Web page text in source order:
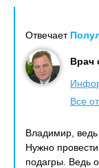
Отвечает
Врач
Все
Владимир, ведь
Нужно
подагры. Ведь